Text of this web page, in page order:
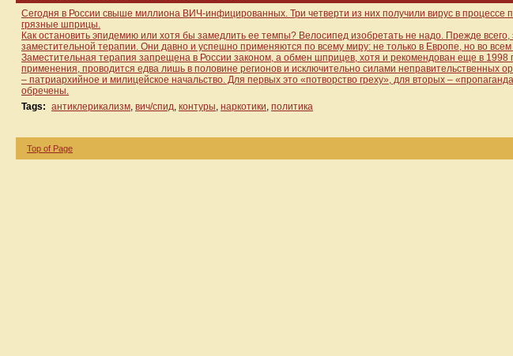
Сегодня в России свыше миллиона ВИЧ-инфицированных. Три четверти из них получили вирус в
грязные шприцы.
Как остановить эпидемию или хотя бы замедлить ее темпы? Велосипед изобретать не надо. Прежде
заместительной терапии. Они давно и успешно применяются по всему миру: не только в Европе, но во
Заместительная терапия запрещена в России законом, а обмен шприцев, хотя и рекомендован еще в
применения, проводится едва лишь в половине регионов и исключительно силами неправительственных
– патриархийное и милицейское начальство. Для первых это «потворство греху», для вторых –
обречены.
Tags: антиклерикализм, вич/спид, контуры, наркотики, политика
Top of Page